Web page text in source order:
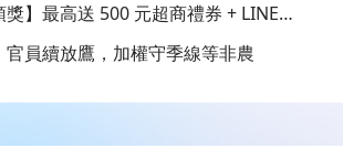
獎】最高送 500 元超商禮券 + LINE
官員續放鷹，加權守季線等非農